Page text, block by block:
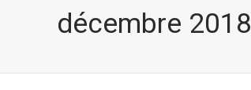
décembre 2018